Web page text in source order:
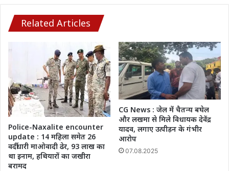
पास
पहुंची
Related Articles
Police-Naxalite encounter
update : 14 महिला समेत 26
वर्दीधारी माओवादी ढेर, 93 लाख का
था इनाम, हथियारों का जखीरा
बरामद
CG News : जेल में चैतन्य बघेल
और लखमा से मिले विधायक देवेंद्र
यादव, लगाए उत्पीड़न के गंभीर
आरोप
07.08.2025